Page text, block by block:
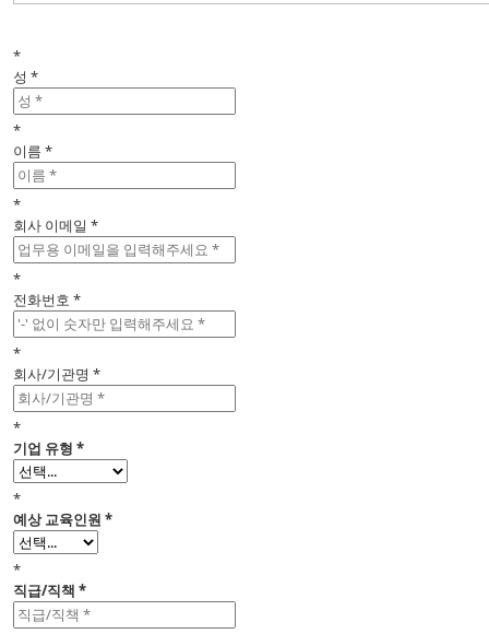
*
성 *
*
이름 *
*
회사 이메일 *
*
전화번호 *
*
회사/기관명 *
*
기업 유형 *
*
예상 교육인원 *
*
직급/직책 *